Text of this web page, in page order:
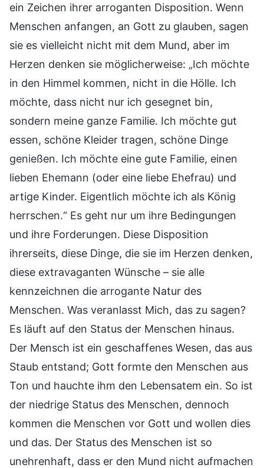
ein Zeichen ihrer arroganten Disposition. Wenn
Menschen anfangen, an Gott zu glauben, sagen
sie es vielleicht nicht mit dem Mund, aber im
Herzen denken sie möglicherweise: „Ich möchte
in den Himmel kommen, nicht in die Hölle. Ich
möchte, dass nicht nur ich gesegnet bin,
sondern meine ganze Familie. Ich möchte gut
essen, schöne Kleider tragen, schöne Dinge
genießen. Ich möchte eine gute Familie, einen
lieben Ehemann (oder eine liebe Ehefrau) und
artige Kinder. Eigentlich möchte ich als König
herrschen.“ Es geht nur um ihre Bedingungen
und ihre Forderungen. Diese Disposition
ihrerseits, diese Dinge, die sie im Herzen denken,
diese extravaganten Wünsche – sie alle
kennzeichnen die arrogante Natur des
Menschen. Was veranlasst Mich, das zu sagen?
Es läuft auf den Status der Menschen hinaus.
Der Mensch ist ein geschaffenes Wesen, das aus
Staub entstand; Gott formte den Menschen aus
Ton und hauchte ihm den Lebensatem ein. So ist
der niedrige Status des Menschen, dennoch
kommen die Menschen vor Gott und wollen dies
und das. Der Status des Menschen ist so
unehrenhaft, dass er den Mund nicht aufmachen